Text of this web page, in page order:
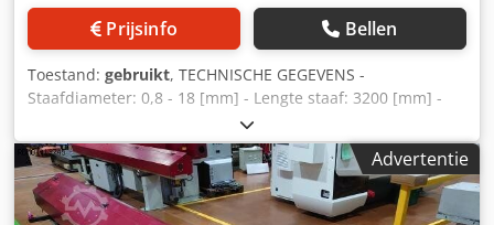
Prijsinfo Bellen
Toestand: gebruikt, TECHNISCHE GEGEVENS -
Staafdiameter: 0,8 - 18 [mm] - Lengte staaf: 3200 [mm] -
Zuigerdiameter: 15 [mm] - Kanaaldiameter: 18 [mm] -
Benodigd vermogen: 1,5 [kw] - Laadtijd: ca. 22 sec (met
staven van 3200 mm) Chjdsuhbifjpfx Ab Uoa - Olievulling:
50 [l] - Viscositeit 100 [cSt] van : 40 [°C] - Gewicht: 500 [kg] -
Max. afvallengte: 300 [mm]
Advertentie